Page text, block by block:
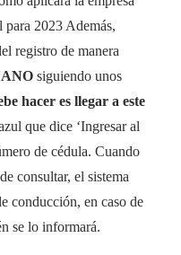
para 2023 Además,
registro de manera
siguiendo unos
hacer es llegar a este
que dice ‘Ingresar al
de cédula. Cuando
consultar, el sistema
conducción, en caso de
se lo informará.